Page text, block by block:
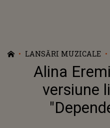
LANSĂRI MUZICALE
Alina
versiune